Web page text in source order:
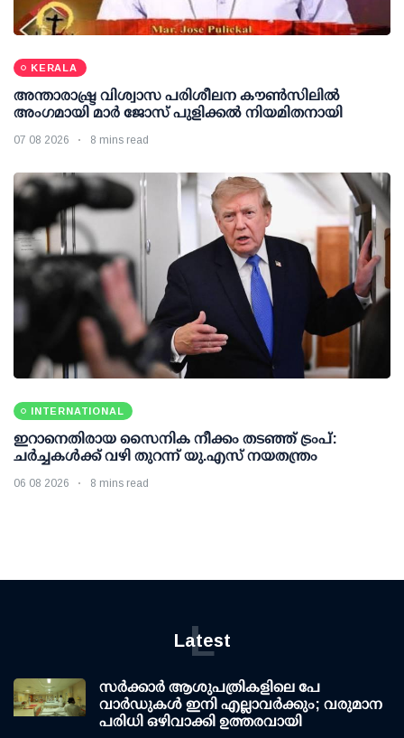
KERALA
അന്താരാഷ്ട്ര വിശ്വാസ പരിശീലന കൗണ്‍സിലില്‍
അംഗമായി മാര്‍ ജോസ് പുളിക്കല്‍ നിയമിതനായി
07 08 2026 8 mins read
INTERNATIONAL
ഇറാനെതിരായ സൈനിക നീക്കം തടഞ്ഞ് ട്രംപ്:
ചര്‍ച്ചകള്‍ക്ക് വഴി തുറന്ന് യു.എസ് നയതന്ത്രം
06 08 2026 8 mins read
Latest
L
സര്‍ക്കാര്‍ ആശുപത്രികളിലെ പേ
വാര്‍ഡുകള്‍ ഇനി എല്ലാവര്‍ക്കും; വരുമാന
പരിധി ഒഴിവാക്കി ഉത്തരവായി